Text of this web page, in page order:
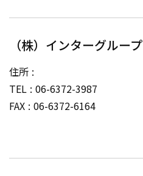
（株）インターグループ
住所
TEL 06-6372-3987
FAX 06-6372-6164